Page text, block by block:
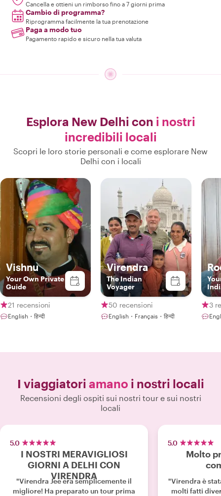
Cancella e ottieni un rimborso fino a 7 giorni prima
Cambio di programma?
Riprogramma facilmente la tua prenotazione
Paga a modo tuo
Pagamento rapido e sicuro nella tua valuta
Esplora New Delhi con i nostri
incredibili locali
Scopri le loro storie personali e come esplorare New
Delhi con i locali
Vishnu
Your Own Private
Guide
21 recensioni
English・हिन्दी
Virendra
The Indian
Voyager
50 recensioni
English・Français・हिन्दी
3
I viaggiatori amano i nostri locali
Recensioni degli ospiti sui nostri tour e sui nostri
locali
5.0
I NOSTRI MERAVIGLIOSI
GIORNI A DELHI CON
VIRENDRA
"Virendra Jee era semplicemente il
migliore! Ha preparato un tour prima
5.0
Molto
"Virendra è
molti fatti